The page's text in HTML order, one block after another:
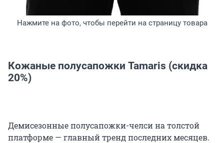
Нажмите на фото, чтобы перейти на страницу товара
Кожаные полусапожки Tamaris (скидка
20%)
Демисезонные полусапожки-челси на толстой
платформе — главный тренд последних месяцев.